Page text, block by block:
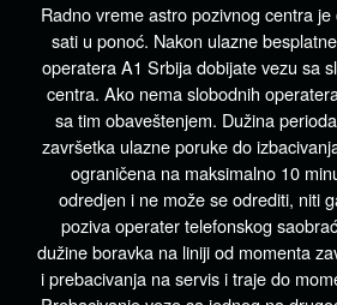
Radno vreme astro pozivnog centra
sati u ponoć. Nakon ulazne
operatera A1 Srbija dobijate vezu sa
centra. Ako nema slobodnih
sa tim obaveštenjem. Dužina
završetka ulazne poruke do
ograničena na maksimalno 10
odredjen i ne može se odrediti, niti
poziva operater telefonskog
dužine boravka na liniji od momenta
i prebacivanja na servis i traje do